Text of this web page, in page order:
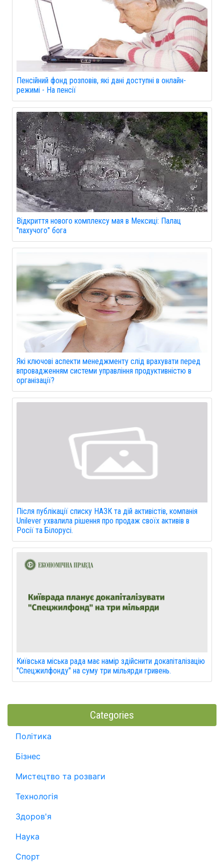
Пенсійний фонд розповів, які дані доступні в онлайн-
режимі - На пенсії
Відкриття нового комплексу мая в Мексиці: Палац
"пахучого" бога
Які ключові аспекти менеджменту слід врахувати перед
впровадженням системи управління продуктивністю в
організації?
Після публікації списку НАЗК та дій активістів, компанія
Unilever ухвалила рішення про продаж своїх активів в
Росії та Білорусі.
Київська міська рада має намір здійснити докапіталізацію
"Спецжилфонду" на суму три мільярди гривень.
Categories
Політика
Бізнес
Мистецтво та розваги
Технологія
Здоров'я
Наука
Спорт